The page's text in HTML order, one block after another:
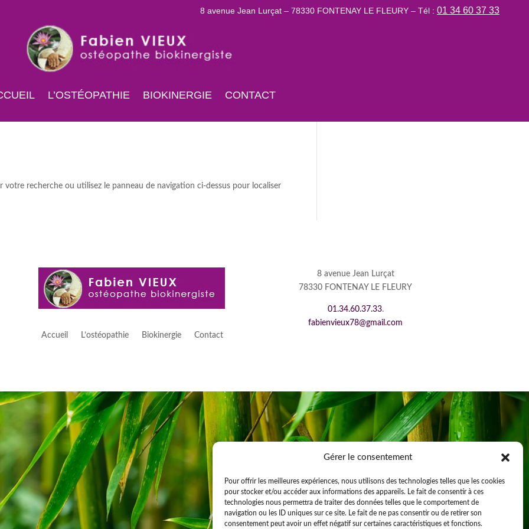
Gérer le consentement
Pour offrir les meilleures expériences, nous utilisons des technologies telles que les cookies
pour stocker et/ou accéder aux informations des appareils. Le fait de consentir à ces
technologies nous permettra de traiter des données telles que le comportement de
navigation ou les ID uniques sur ce site. Le fait de ne pas consentir ou de retirer son
consentement peut avoir un effet négatif sur certaines caractéristiques et fonctions.
8 avenue Jean Lurçat – 78330 FONTENAY LE FLEURY – Tél : 01 34 60 37 33
L’OSTÉOPATHIE BIOKINERGIE CONTACT
votre recherche ou utilisez le panneau de navigation ci-dessus pour localiser
Accueil L’ostéopathie Biokinergie Contact
8 avenue Jean Lurçat
78330 FONTENAY LE FLEURY
01.34.60.37.33.
fabienvieux78@gmail.com